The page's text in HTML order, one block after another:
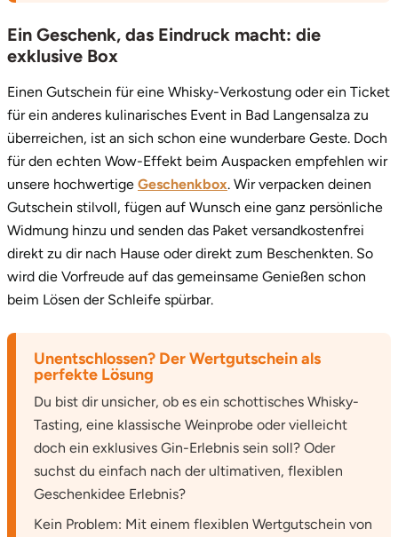
Ein Geschenk, das Eindruck macht: die
exklusive Box
Einen Gutschein für eine Whisky-Verkostung oder ein Ticket
für ein anderes kulinarisches Event in Bad Langensalza zu
überreichen, ist an sich schon eine wunderbare Geste. Doch
für den echten Wow-Effekt beim Auspacken empfehlen wir
unsere hochwertige Geschenkbox. Wir verpacken deinen
Gutschein stilvoll, fügen auf Wunsch eine ganz persönliche
Widmung hinzu und senden das Paket versandkostenfrei
direkt zu dir nach Hause oder direkt zum Beschenkten. So
wird die Vorfreude auf das gemeinsame Genießen schon
beim Lösen der Schleife spürbar.
Unentschlossen? Der Wertgutschein als
perfekte Lösung
Du bist dir unsicher, ob es ein schottisches Whisky-
Tasting, eine klassische Weinprobe oder vielleicht
doch ein exklusives Gin-Erlebnis sein soll? Oder
suchst du einfach nach der ultimativen, flexiblen
Geschenkidee Erlebnis?
Kein Problem: Mit einem flexiblen Wertgutschein von